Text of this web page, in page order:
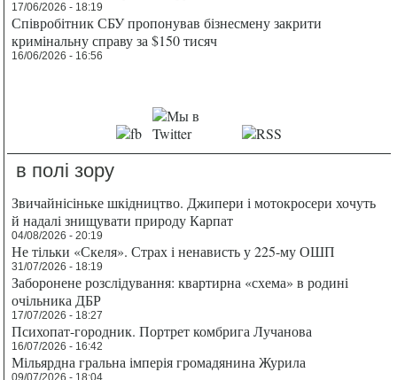
17/06/2026 - 18:19
Співробітник СБУ пропонував бізнесмену закрити
кримінальну справу за $150 тисяч
16/06/2026 - 16:56
в полі зору
Звичайнісіньке шкідництво. Джипери і мотокросери хочуть
й надалі знищувати природу Карпат
04/08/2026 - 20:19
Не тільки «Скеля». Страх і ненависть у 225-му ОШП
31/07/2026 - 18:19
Заборонене розслідування: квартирна «схема» в родині
очільника ДБР
17/07/2026 - 18:27
Психопат-городник. Портрет комбрига Лучанова
16/07/2026 - 16:42
Мільярдна гральна імперія громадянина Журила
09/07/2026 - 18:04